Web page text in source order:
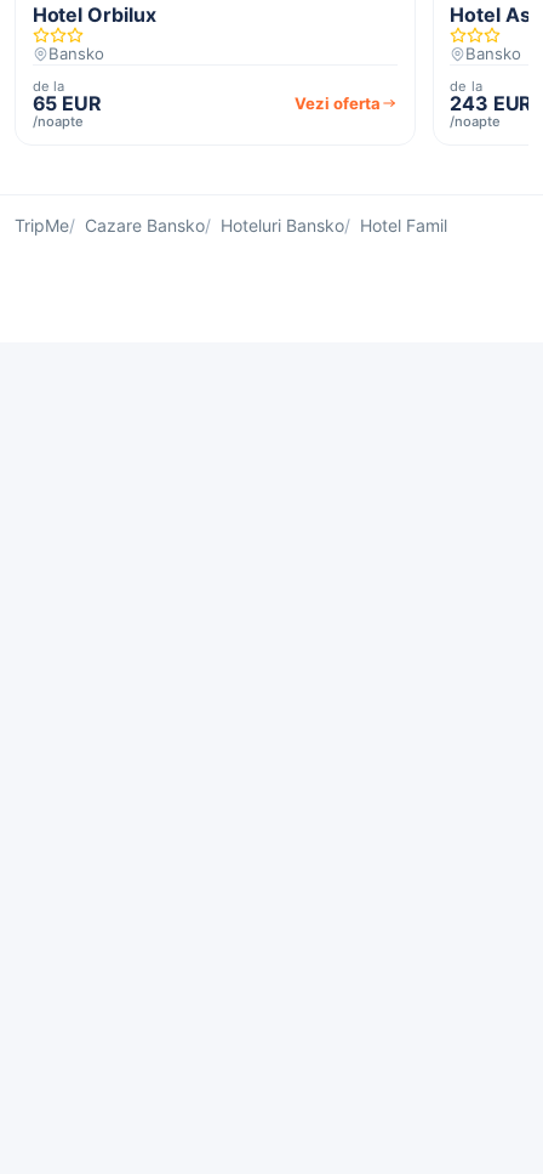
Hotel Orbilux
Bansko
de la
65 EUR
/noapte
Vezi oferta
Hotel
Bansko
de la
243 EUR
/noapte
TripMe Cazare Bansko Hoteluri Bansko Hotel Famil